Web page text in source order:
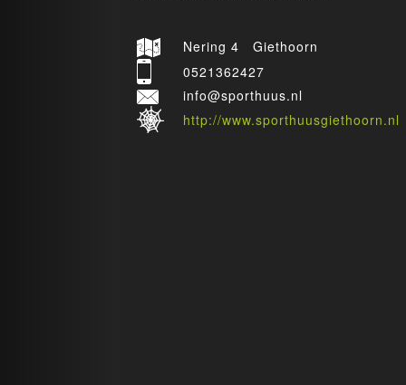
Nering 4 Giethoorn
0521362427
info@sporthuus.nl
http://www.sporthuusgiethoorn.nl